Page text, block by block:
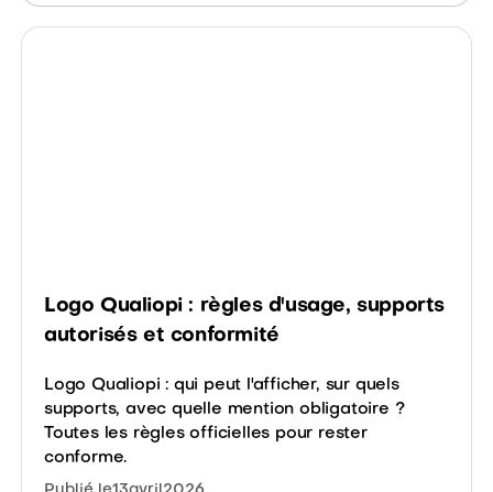
Logo Qualiopi : règles d'usage, supports
autorisés et conformité
Logo Qualiopi : qui peut l'afficher, sur quels
supports, avec quelle mention obligatoire ?
Toutes les règles officielles pour rester
conforme.